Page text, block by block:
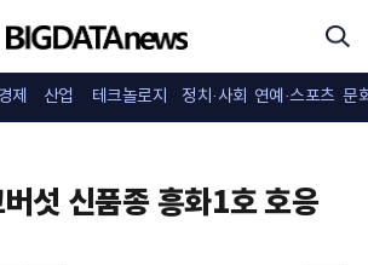
경제 산업 테크놀로지 정치·사회 연예·스포츠 문
섯 신품종 흥화1호 호응